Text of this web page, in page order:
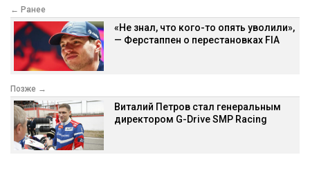
← Ранее
«Не знал, что кого-то опять уволили»,
— Ферстаппен о перестановках FIA
Позже →
Виталий Петров стал генеральным
директором G-Drive SMP Racing